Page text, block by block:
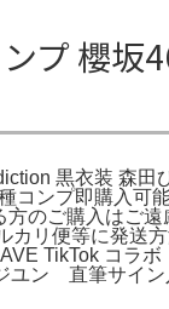
プ 櫻坂
黒衣装 森
コンプ即購入可
のご購入はご
リ便等に発送
TikTok コラ
ユン 直筆サイン